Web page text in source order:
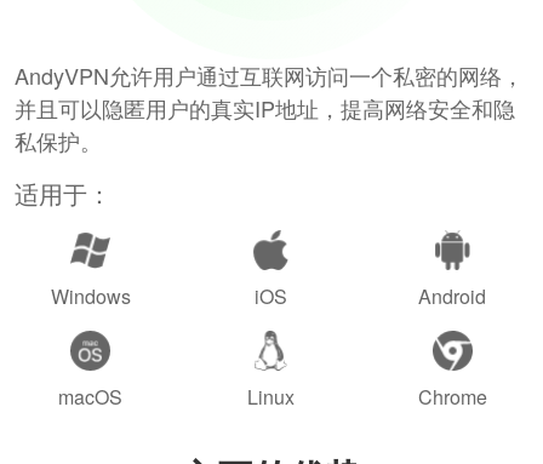
AndyVPN允许用户通过互联网访问一个私密的网络，
并且可以隐匿用户的真实IP地址，提高网络安全和隐
私保护。
适用于：
Windows iOS Android
macOS Linux Chrome